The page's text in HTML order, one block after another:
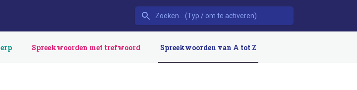
Spreekwoorden met trefwoord Spreekwoorden van A tot Z